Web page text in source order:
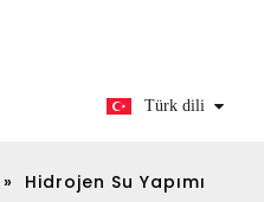
Türk dili
»
Hidrojen Su Yapımı